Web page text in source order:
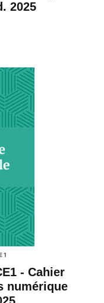
2025
- Cahier
numérique